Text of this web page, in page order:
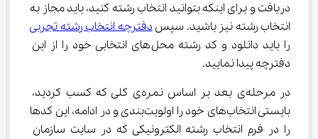
دریافت و برای اینکه بتوانید انتخاب رشته کنید، باید مجاز به
انتخاب رشته نیز باشید. سپس دفترچه انتخاب رشته تجربی
را باید دانلود و کد رشته محل‌های انتخابی خود را از این
دفترچه پیدا نمایید.
در مرحله‌ی بعد بر اساس نمره‌ی کلی که کسب کردید،
بایستی انتخاب‌های خود را اولویت‌بندی و در ادامه، این کدها
را در فرم انتخاب رشته الکترونیکی که در سایت سازمان